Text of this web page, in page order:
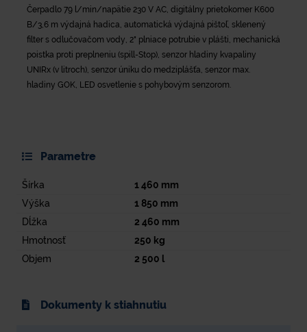
Čerpadlo 79 l/min/napätie 230 V AC, digitálny prietokomer K600
B/3,6 m výdajná hadica, automatická výdajná pištoľ, sklenený
filter s odlučovačom vody, 2" plniace potrubie v plášti, mechanická
poistka proti preplneniu (spill-Stop), senzor hladiny kvapaliny
UNIRx (v litroch), senzor úniku do medziplášťa, senzor max.
hladiny GOK, LED osvetlenie s pohybovým senzorom.
Parametre
Šírka 1 460 mm
Výška
1 850 mm
Dĺžka
2 460 mm
Hmotnosť
250 kg
Objem
2 500 l
Dokumenty k stiahnutiu